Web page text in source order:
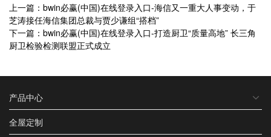
上一篇：bwin必赢(中国)在线登录入口-海信又一重大人事变动，于
芝涛接任海信集团总裁与贾少谦组“搭档”
下一篇：bwin必赢(中国)在线登录入口-打造厨卫“质量高地” 长三角
厨卫检验检测联盟正式成立
产品中心
全屋定制